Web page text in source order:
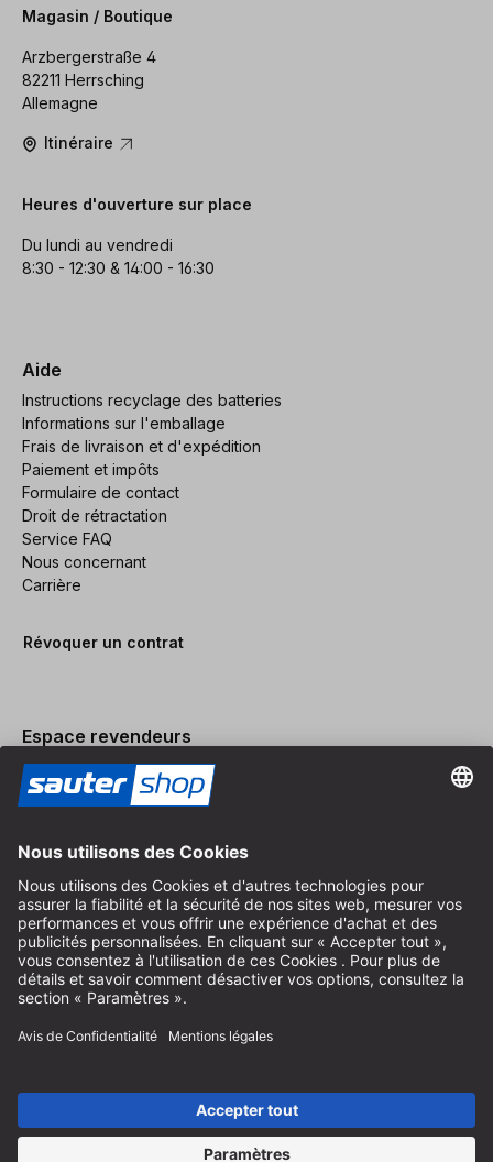
Magasin / Boutique
Arzbergerstraße 4
82211 Herrsching
Allemagne
Itinéraire
Heures d'ouverture sur place
Du lundi au vendredi
8:30 - 12:30 & 14:00 - 16:30
Aide
Instructions recyclage des batteries
Informations sur l'emballage
Frais de livraison et d'expédition
Paiement et impôts
Formulaire de contact
Droit de rétractation
Service FAQ
Nous concernant
Carrière
Révoquer un contrat
Espace revendeurs
Devenir revendeur
Mentions légales
Conditions Générales
Protection des Données
Paramètres des Cookies
TVA incl. / frais de port en sus
* livraison gratuite à partir de 150 euros d'achat en Allemagne pour
les tailles de colis standard, hors articles encombrants et fret
Selon le pays de livraison, la TVA peut varier lors du paiement.